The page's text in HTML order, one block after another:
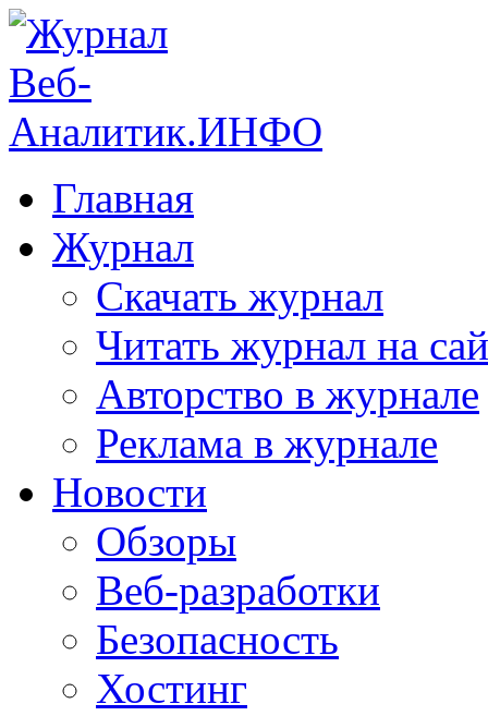
Главная
Журнал
Скачать журнал
Читать журнал на
Авторство в журнале
Реклама в журнале
Новости
Обзоры
Веб-разработки
Безопасность
Хостинг